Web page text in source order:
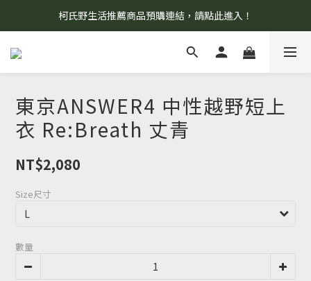
8/7 當天暫停開放工作室。請見諒！
柯氏野生活推薦商品預購連結，請點此進入！
8/7 當天暫停開放工作室。請見諒！
東京ANSWER4 中性越野短上
衣 Re:Breath 丈青
NT$2,080
Size尺寸
數量